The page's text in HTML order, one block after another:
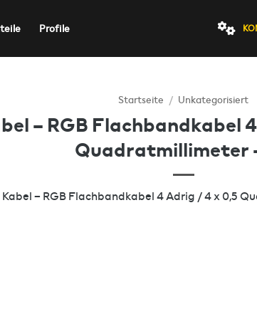
Profile
Startseite / Unkategorisiert
– RGB Flachbandkabel
Quadratmillimeter
Kabel – RGB Flachbandkabel 4 Adrig / 4 x 0,5